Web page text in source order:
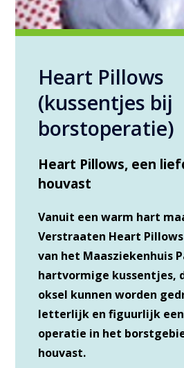
Heart Pillows
(kussentjes bij
borstoperatie)
Heart Pillows, een
houvast
Vanuit een warm hart
Verstraaten Heart
van het Maasziekenhuis
hartvormige kussentjes,
oksel kunnen worden
letterlijk en figuurlijk een
operatie in het
houvast.